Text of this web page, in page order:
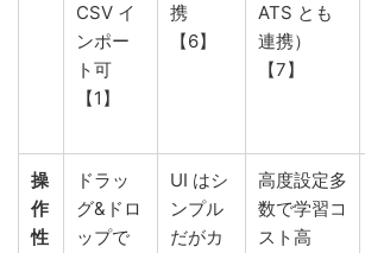
CSV イ
ンポー
ト可
【1】
携
【6】
ATS とも
連携）
【7】
操
作
性
ドラッ
グ&ドロ
ップで
UI はシ
ンプル
だがカ
高度設定多
数で学習コ
スト高